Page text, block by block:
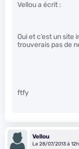
Vellou a écrit :
Oui et c’est un site
trouverais pas de
ftfy
Vellou
Le 28/07/2013 à